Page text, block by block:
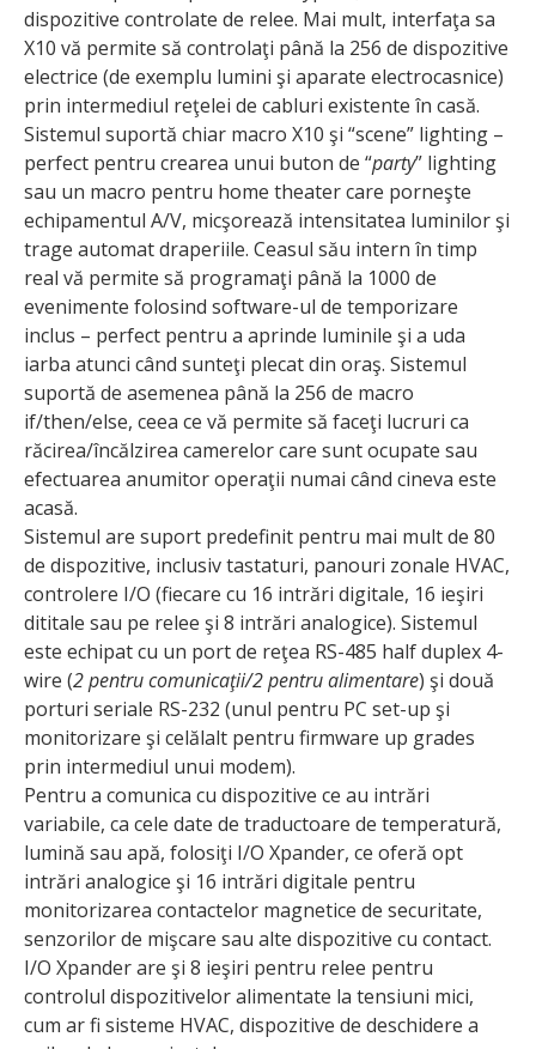
dispozitive controlate de relee. Mai mult, interfaţa sa
X10 vă permite să controlaţi până la 256 de dispozitive
electrice (de exemplu lumini şi aparate electrocasnice)
prin intermediul reţelei de cabluri existente în casă.
Sistemul suportă chiar macro X10 şi “scene” lighting –
perfect pentru crearea unui buton de “party” lighting
sau un macro pentru home theater care porneşte
echipamentul A/V, micşorează intensitatea luminilor şi
trage automat draperiile. Ceasul său intern în timp
real vă permite să programaţi până la 1000 de
evenimente folosind software-ul de temporizare
inclus – perfect pentru a aprinde luminile şi a uda
iarba atunci când sunteţi plecat din oraş. Sistemul
suportă de asemenea până la 256 de macro
if/then/else, ceea ce vă permite să faceţi lucruri ca
răcirea/încălzirea camerelor care sunt ocupate sau
efectuarea anumitor operaţii numai când cineva este
acasă.
Sistemul are suport predefinit pentru mai mult de 80
de dispozitive, inclusiv tastaturi, panouri zonale HVAC,
controlere I/O (fiecare cu 16 intrări digitale, 16 ieşiri
dititale sau pe relee şi 8 intrări analogice). Sistemul
este echipat cu un port de reţea RS-485 half duplex 4-
wire (2 pentru comunicaţii/2 pentru alimentare) şi două
porturi seriale RS-232 (unul pentru PC set-up şi
monitorizare şi celălalt pentru firmware up grades
prin intermediul unui modem).
Pentru a comunica cu dispozitive ce au intrări
variabile, ca cele date de traductoare de temperatură,
lumină sau apă, folosiţi I/O Xpander, ce oferă opt
intrări analogice şi 16 intrări digitale pentru
monitorizarea contactelor magnetice de securitate,
senzorilor de mişcare sau alte dispozitive cu contact.
I/O Xpander are şi 8 ieşiri pentru relee pentru
controlul dispozitivelor alimentate la tensiuni mici,
cum ar fi sisteme HVAC, dispozitive de deschidere a